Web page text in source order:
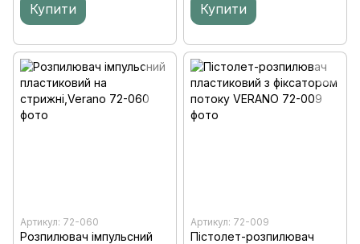
Купити Купити
Артикул: 72-060
Розпилювач імпульсний
Артикул: 72-009
Пістолет-розпилювач